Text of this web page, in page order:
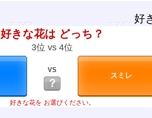
好
好きな花は どっち？
3位 vs 4位
VS
？
好きな花を お選びください。